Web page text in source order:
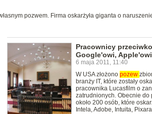
pozwem. Firma oskarżyła giganta o
Pracownicy
Google'owi,
6 maja 2011, 11:40
W USA złożono pozew
branży IT, które zostały
pracownika Lucasfilm o
zatrudnionych. Obecnie do
około 200 osób, które
Intela, Adobe, Intuita,